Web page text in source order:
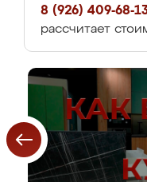
8 (926) 409-68-
рассчитает